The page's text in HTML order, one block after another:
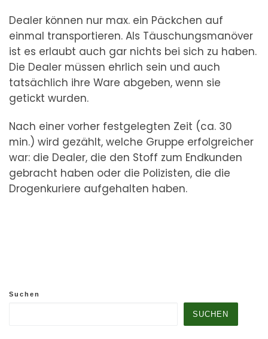
Dealer können nur max. ein Päckchen auf
einmal transportieren. Als Täuschungsmanöver
ist es erlaubt auch gar nichts bei sich zu haben.
Die Dealer müssen ehrlich sein und auch
tatsächlich ihre Ware abgeben, wenn sie
getickt wurden.
Nach einer vorher festgelegten Zeit (ca. 30
min.) wird gezählt, welche Gruppe erfolgreicher
war: die Dealer, die den Stoff zum Endkunden
gebracht haben oder die Polizisten, die die
Drogenkuriere aufgehalten haben.
Suchen
SUCHEN